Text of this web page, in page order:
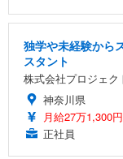
独学や未経験から
スタント
株式会社プロジェク
神奈川県
月給27万1,300
正社員